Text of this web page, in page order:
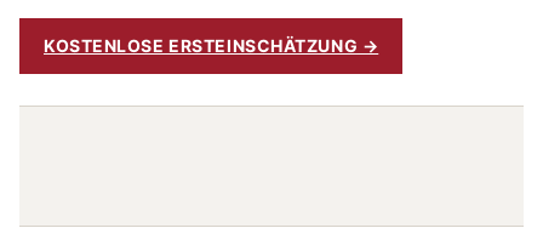
KOSTENLOSE ERSTEINSCHÄTZUNG →